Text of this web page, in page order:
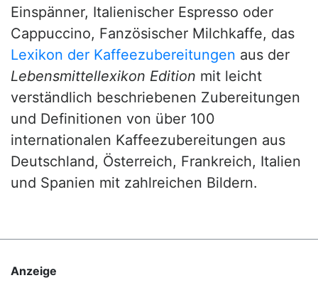
Einspänner, Italienischer Espresso oder
Cappuccino, Fanzösischer Milchkaffe, das
Lexikon der Kaffeezubereitungen aus der
Lebensmittellexikon Edition mit leicht
verständlich beschriebenen Zubereitungen
und Definitionen von über 100
internationalen Kaffeezubereitungen aus
Deutschland, Österreich, Frankreich, Italien
und Spanien mit zahlreichen Bildern.
Anzeige